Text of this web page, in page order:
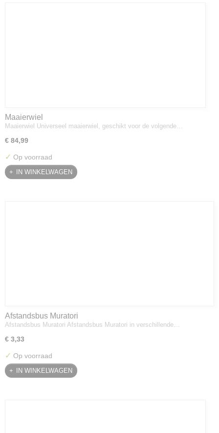
Maaierwiel
Maaierwiel Universeel maaierwiel, geschikt voor de volgende…
€ 84,99
✓ Op voorraad
IN WINKELWAGEN
Afstandsbus Muratori
Afstandsbus Muratori Afstandsbus Muratori in verschillende…
€ 3,33
✓ Op voorraad
IN WINKELWAGEN